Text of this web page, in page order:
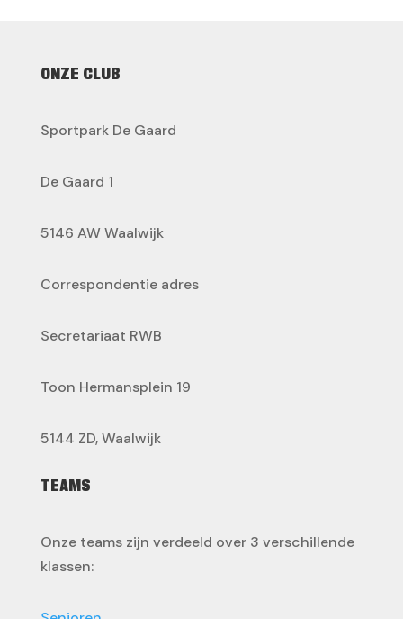
ONZE CLUB
Sportpark De Gaard
De Gaard 1
5146 AW Waalwijk
Correspondentie adres
Secretariaat RWB
Toon Hermansplein 19
5144 ZD, Waalwijk
TEAMS
Onze teams zijn verdeeld over 3 verschillende
klassen: